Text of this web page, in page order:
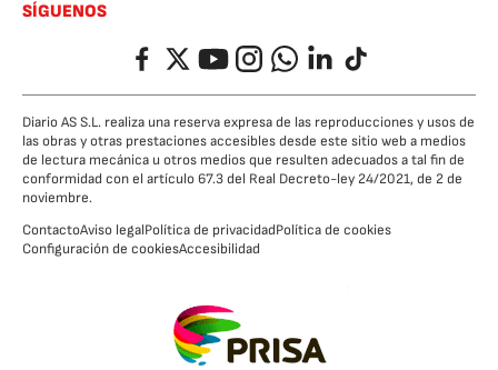
SÍGUENOS
FacebookTwitterYouTubeInstagramWhatsappLinkedIn
TikTok
Diario AS S.L. realiza una reserva expresa de las reproducciones y usos de
las obras y otras prestaciones accesibles desde este sitio web a medios
de lectura mecánica u otros medios que resulten adecuados a tal fin de
conformidad con el artículo 67.3 del Real Decreto-ley 24/2021, de 2 de
noviembre.
ContactoAviso legalPolítica de privacidadPolítica de cookies
Configuración de cookiesAccesibilidad